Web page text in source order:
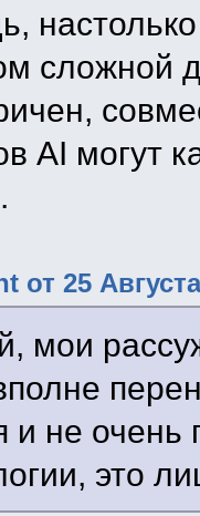
сложной
AI могут
от 25
мои
и не
это